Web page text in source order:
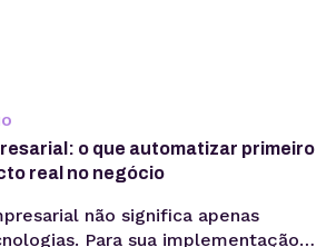
o que automatizar primeiro
real no negócio
não significa apenas
Para sua implementação